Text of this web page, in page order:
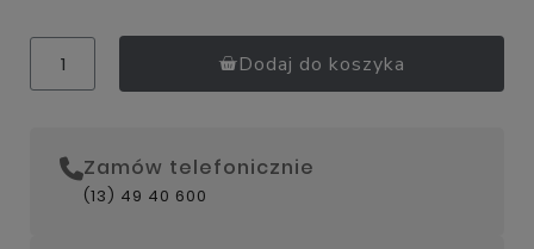
Dodaj do koszyka
Zamów telefonicznie
(13) 49 40 600